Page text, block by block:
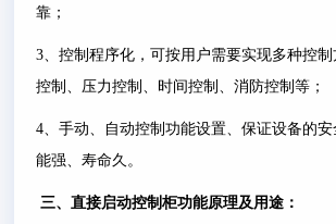
靠；
3、控制程序化，可按用户需要实现多种控
控制、压力控制、时间控制、消防控制等；
4、手动、自动控制功能设置、保证设备的
能强、寿命久。
三、直接启动控制柜功能原理及用途：